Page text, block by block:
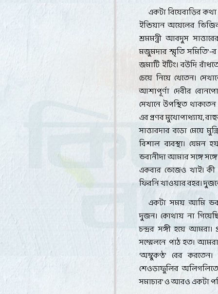
একটা বিয়েবাড়ির
ইন্ডিয়ান অয়েলের
শ্রমমন্ত্রী আবদুস
মজুমদার স্মৃতি সমিতি’-র
জমাটি ইটিং। বউদি
চেয়ে নিয়ে খেতেন।
আশাপূর্ণা দেবীর
সেখানে উপস্থিত থাকতেন
এর প্রণব মুখোপাধ্যায়,
সাত্তারদার বড়ো মেয়ে
বিশাল ব্যবস্থা। যেমন
ভবানীদা আমার সঙ্গে
একবার ভেজেও খাই। কী
ফিরনি খাওয়ার বহর।
একটা সময় আমি
দুজন। কোথায় না
চন্দ্রর সঙ্গী হয়ে আমরা।
সম্মেলনে পাঠ হত।
‘অম্বুকণ্ঠ’ বের
শেওড়াফুলির
সমাচার’ও আরও একটা